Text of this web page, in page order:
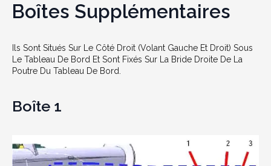
Boîtes Supplémentaires
Ils Sont Situés Sur Le Côté Droit (volant Gauche Et Droit) Sous
Le Tableau De Bord Et Sont Fixés Sur La Bride Droite De La
Poutre Du Tableau De Bord.
Boîte 1